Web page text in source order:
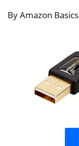
By Amazon Basics